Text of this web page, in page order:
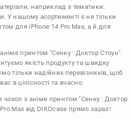
наприклад з тематики:
. У нашому асортименті є не тільки
для iPhone 14 Pro Max, а й для
принтом "Сенку : Доктор Стоун"
якість продукту та швидку
тільки надійних перевізників, щоб
в цілісності та вчасно.
чохол з аніме принтом "Сенку : Доктор
Max від DIKOcase прямо зараз!